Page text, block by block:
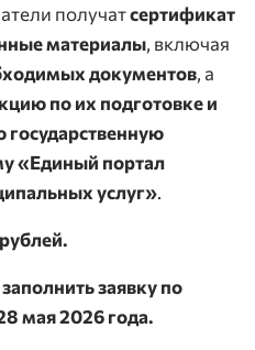
получатсертификат
материалы, включая
документов, а
по их подготовке и
государственную
«Единый портал
услуг».
заявку по
мая 2026 года.